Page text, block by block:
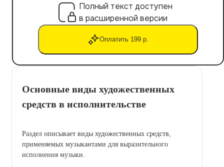
Полный текст доступен
в расширенной версии
Оплатить 199 р.
Основные виды художественных
средств в исполнительстве
Раздел описывает виды художественных средств,
применяемых музыкантами для выразительного
исполнения музыки.